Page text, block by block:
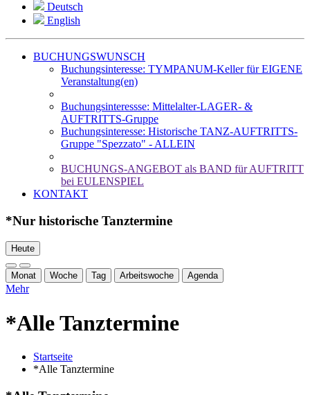
Deutsch
English
BUCHUNGSWUNSCH
Buchungsinteresse: TYMPANUM-Keller für EIGENE
Veranstaltung(en)
Buchungsinteressse: Mittelalter-LAGER- &
AUFTRITTS-Gruppe
Buchungsinteresse: Historische TANZ-AUFTRITTS-
Gruppe "Spezzato" - ALLEIN
BUCHUNGS-ANGEBOT als BAND für AUFTRITT
bei EULENSPIEL
KONTAKT
*Nur historische Tanztermine
Heute
Monat Woche Tag Arbeitswoche Agenda
Mehr
*Alle Tanztermine
Startseite
*Alle Tanztermine